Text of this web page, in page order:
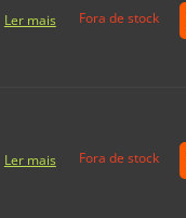
Ler mais Fora de stock
Ler mais Fora de stock